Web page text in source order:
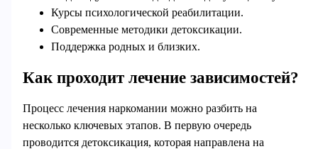
Курсы психологической реабилитации.
Современные методики детоксикации.
Поддержка родных и близких.
Как проходит лечение зависимостей?
Процесс лечения наркомании можно разбить на
несколько ключевых этапов. В первую очередь
проводится детоксикация, которая направлена на